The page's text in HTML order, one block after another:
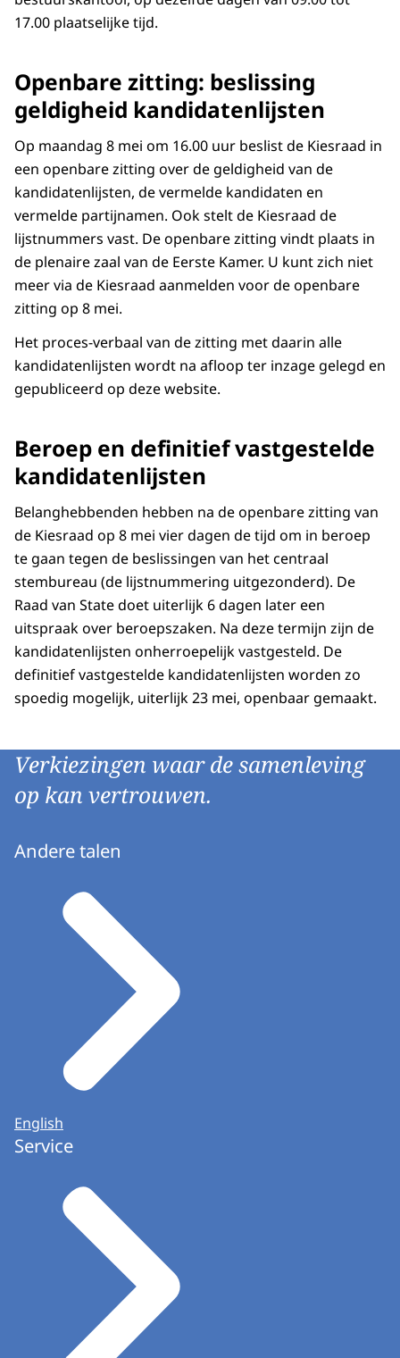
17.00 plaatselijke tijd.
Openbare zitting: beslissing
geldigheid kandidatenlijsten
Op maandag 8 mei om 16.00 uur beslist de Kiesraad in
een openbare zitting over de geldigheid van de
kandidatenlijsten, de vermelde kandidaten en
vermelde partijnamen. Ook stelt de Kiesraad de
lijstnummers vast. De openbare zitting vindt plaats in
de plenaire zaal van de Eerste Kamer. U kunt zich niet
meer via de Kiesraad aanmelden voor de openbare
zitting op 8 mei.
Het proces-verbaal van de zitting met daarin alle
kandidatenlijsten wordt na afloop ter inzage gelegd en
gepubliceerd op deze website.
Beroep en definitief vastgestelde
kandidatenlijsten
Belanghebbenden hebben na de openbare zitting van
de Kiesraad op 8 mei vier dagen de tijd om in beroep
te gaan tegen de beslissingen van het centraal
stembureau (de lijstnummering uitgezonderd). De
Raad van State doet uiterlijk 6 dagen later een
uitspraak over beroepszaken. Na deze termijn zijn de
kandidatenlijsten onherroepelijk vastgesteld. De
definitief vastgestelde kandidatenlijsten worden zo
spoedig mogelijk, uiterlijk 23 mei, openbaar gemaakt.
Verkiezingen waar de samenleving
op kan vertrouwen.
Andere talen
English
Service